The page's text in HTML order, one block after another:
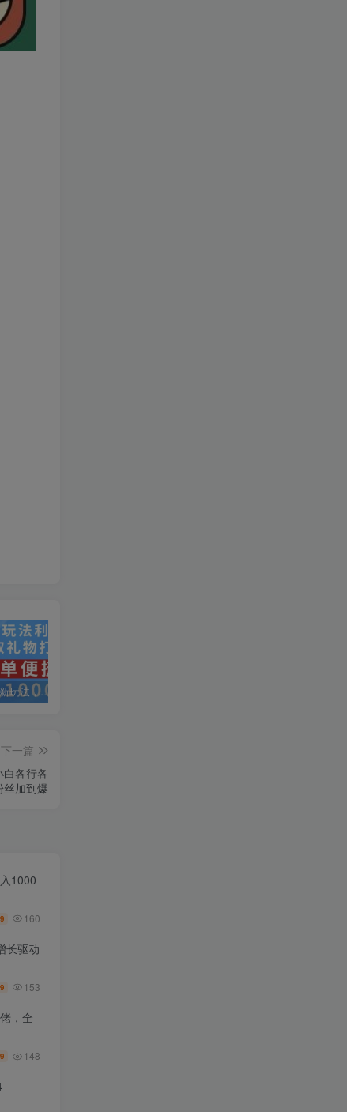
抖音弹幕最新玩法，利用粉丝好奇心赚取礼物打赏，轻松日入1000+
下一篇
各行各
丝加到爆
1000
160
长驱动
153
，全
148